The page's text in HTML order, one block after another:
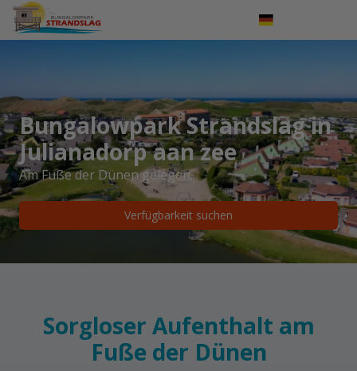
Einloggen
Bungalowpark Strandslag in
Julianadorp aan zee
Am Fuße der Dünen gelegen...
Verfügbarkeit suchen
Sorgloser Aufenthalt am
Fuße der Dünen